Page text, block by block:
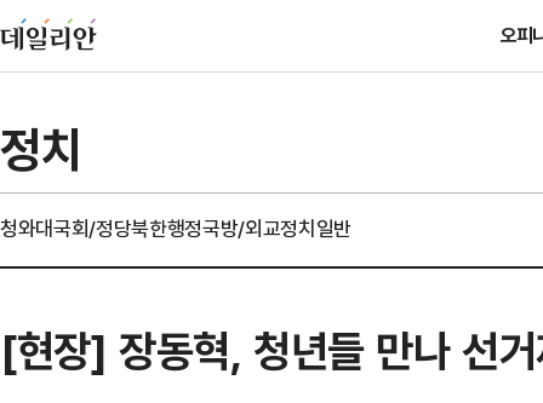
오피
정치
청와대국회/정당북한행정국방/외교정치일반
[현장] 장동혁, 청년들 만나 선